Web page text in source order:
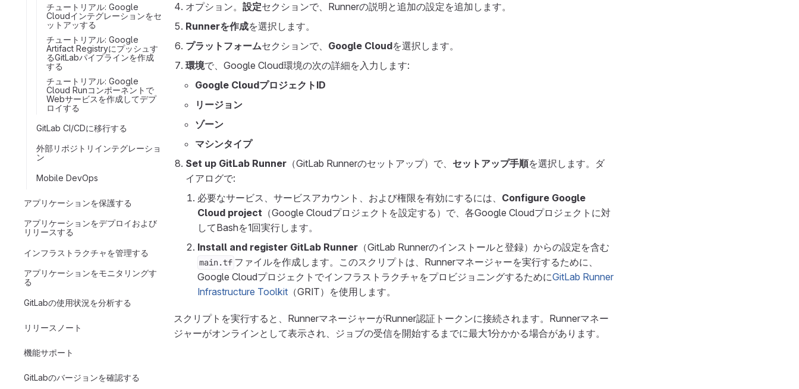
チュートリアル: Google
Cloudインテグレーションをセ
ットアッする
チュートリアル: Google
Artifact Registryにプッシュす
るGitLabパイプラインを作成
する
チュートリアル: Google
Cloud Runコンポーネントで
Webサービスを作成してデプ
ロイする
GitLab CI/CDに移行する
外部リポジトリインテグレーショ
ン
Mobile DevOps
アプリケーションを保護する
アプリケーションをデプロイおよび
リリースする
インフラストラクチャを管理する
アプリケーションをモニタリングす
る
GitLabの使用状況を分析する
リリースノート
機能サポート
GitLabのバージョンを確認する
オプション。 設定セクションで、Runnerの説明と追加の設定を追加します。
Runnerを作成を選択します。
プラットフォームセクションで、 Google Cloudを選択します。
環境で、Google Cloud環境の次の詳細を入力します:
Google CloudプロジェクトID
リージョン
ゾーン
マシンタイプ
Set up GitLab Runner （GitLab Runnerのセットアップ）で、 セットアップ手順を選択します。ダ
イアログで:
必要なサービス、サービスアカウント、および権限を有効にするには、 Configure Google
Cloud project （Google Cloudプロジェクトを設定する）で、各Google Cloudプロジェクトに対
してBashを1回実行します。
Install and register GitLab Runner （GitLab Runnerのインストールと登録）からの設定を含む
main.tf ファイルを作成します。このスクリプトは、Runnerマネージャーを実行するために、
Google CloudプロジェクトでインフラストラクチャをプロビジョニングするためにGitLab Runner
Infrastructure Toolkit （GRIT）を使用します。
スクリプトを実行すると、RunnerマネージャーがRunner認証トークンに接続されます。Runnerマネー
ジャーがオンラインとして表示され、ジョブの受信を開始するまでに最大1分かかる場合があります。